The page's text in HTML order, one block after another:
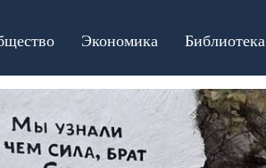
Экономика Библиотека